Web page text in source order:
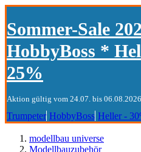
Sommer-Sale
HobbyBoss *
25%
Aktion gültig vom 24.07. bis 06.08.2026
Trumpeter HobbyBoss Heller -
modellbau universe
Modellbauzubehör